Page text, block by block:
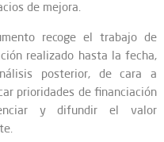
de mejora.
recoge el trabajo de
realizado hasta la fecha,
posterior, de cara a
prioridades de financiación
y difundir el valor